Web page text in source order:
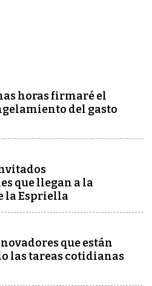
horas firmaré el
del gasto
que llegan a la
la Espriella
que están
las tareas cotidianas